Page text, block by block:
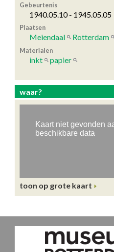
Gebeurtenis
1940.05.10 - 1945.05.05
Plaatsen
Meiendaal Rotterdam
Materialen
inkt papier
waar?
toon op grote kaart